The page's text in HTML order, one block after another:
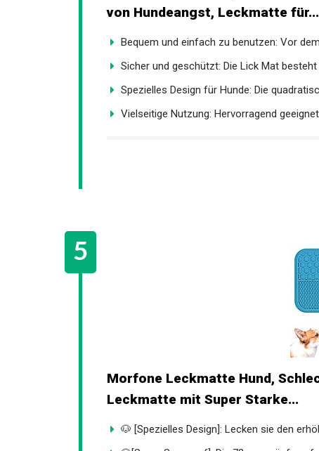
von Hundeangst, Leckmatte für...
Bequem und einfach zu benutzen: Vor
Sicher und geschützt: Die Lick Mat besteht
Spezielles Design für Hunde: Die
Vielseitige Nutzung: Hervorragend geeignet
Morfone Leckmatte Hund,
Leckmatte mit Super Starke...
🐶 [Spezielles Design]: Lecken sie den